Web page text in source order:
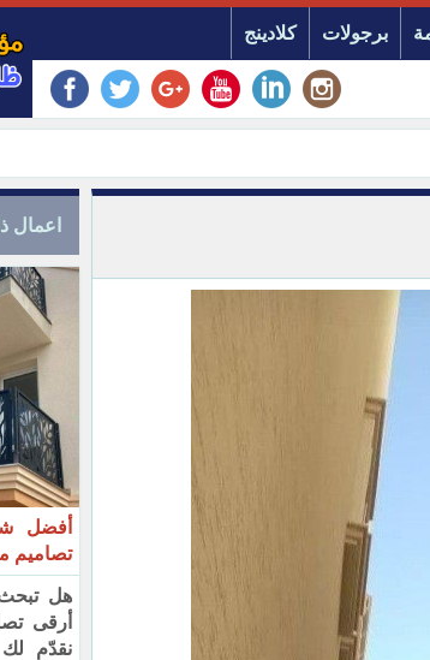
برجولات كلادينج
اعمال
أفضل
تصاميم
هل
أرقى
نقدّم